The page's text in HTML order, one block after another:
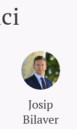
Josip
Bilaver